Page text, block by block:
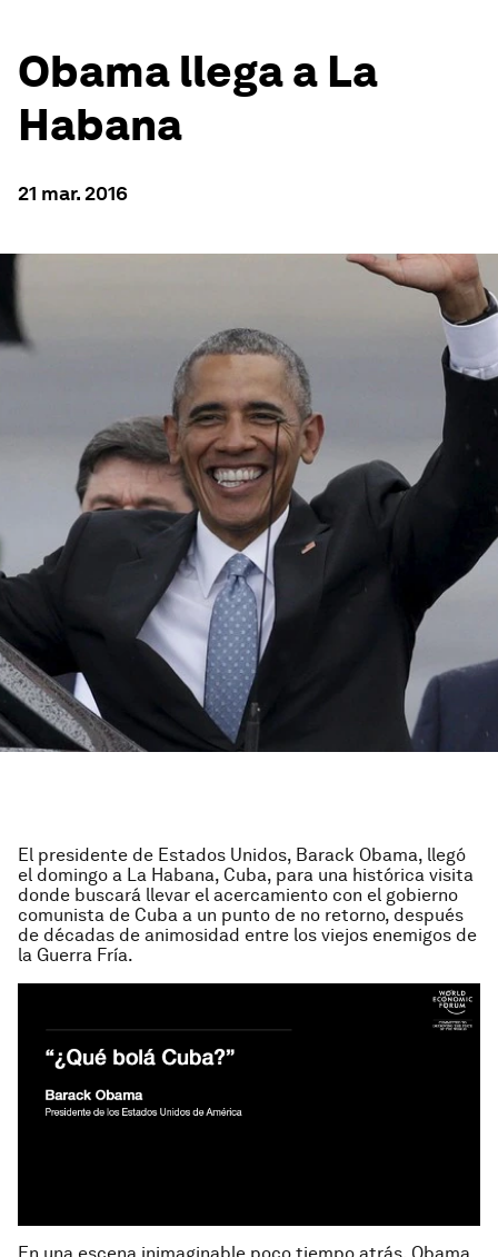
Obama llega a La
Habana
21 mar. 2016
El presidente de Estados Unidos, Barack Obama, llegó
el domingo a La Habana, Cuba, para una histórica visita
donde buscará llevar el acercamiento con el gobierno
comunista de Cuba a un punto de no retorno, después
de décadas de animosidad entre los viejos enemigos de
la Guerra Fría.